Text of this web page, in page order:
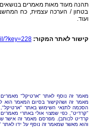
תהנה מעוד מאות מאמרים
בטחון / הערכה עצמית, כח
ועוד.
קישור לאתר המקור: ?key=228
מאמר זה נוסף לאתר "ארטיקל"
מאמר זה ושהקישור בסיום המאמר הוא
הסכמה לתנאי השימוש באתר
"קרדיט", כפי שמצוי אולי באתרי
קרדיט לכותב). מפרסם מאמר זה אישר
והוא מאשר שמאמר זה נוסף על ידו לאתר